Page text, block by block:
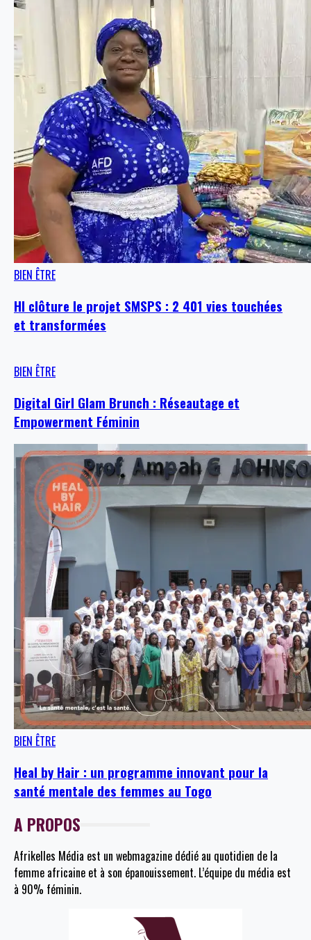
BIEN ÊTRE
HI clôture le projet SMSPS : 2 401 vies touchées
et transformées
BIEN ÊTRE
Digital Girl Glam Brunch : Réseautage et
Empowerment Féminin
BIEN ÊTRE
Heal by Hair : un programme innovant pour la
santé mentale des femmes au Togo
A PROPOS
Afrikelles Média est un webmagazine dédié au quotidien de la
femme africaine et à son épanouissement. L’équipe du média est
à 90% féminin.